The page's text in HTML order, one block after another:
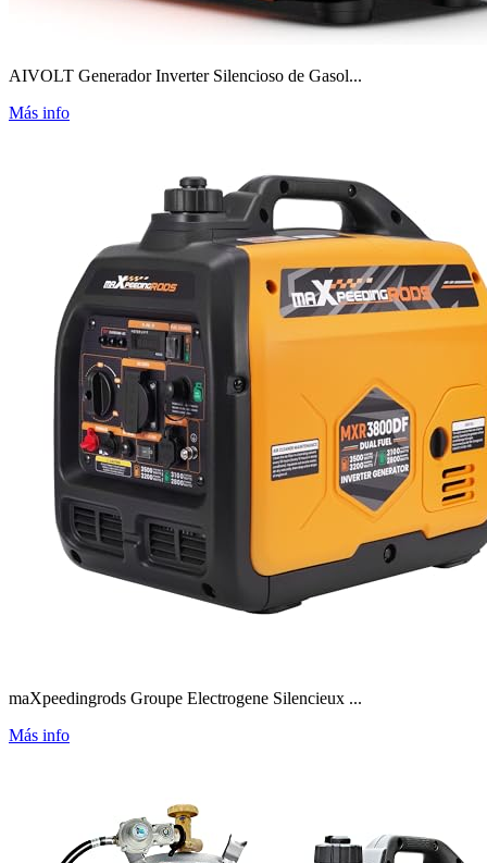
AIVOLT Generador Inverter Silencioso de Gasol...
Más info
maXpeedingrods Groupe Electrogene Silencieux ...
Más info